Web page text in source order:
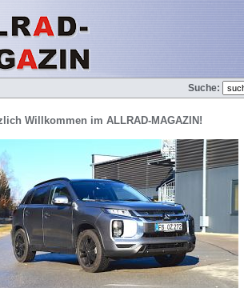
Suche:
Willkommen im ALLRAD-MAGAZIN!